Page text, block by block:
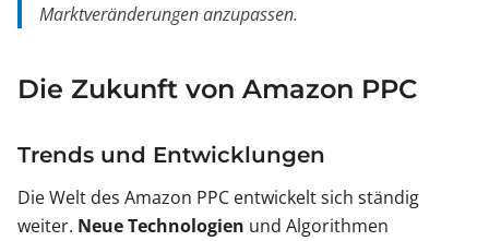
Marktveränderungen anzupassen.
Die Zukunft von Amazon PPC
Trends und Entwicklungen
Die Welt des Amazon PPC entwickelt sich ständig
weiter. Neue Technologien und Algorithmen